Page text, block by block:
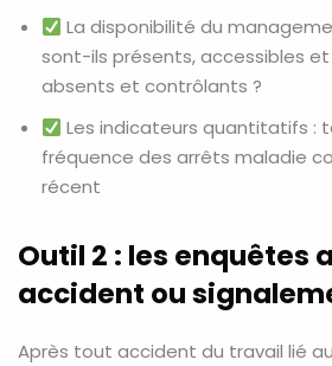
La disponibilité du
sont-ils présents, accessibles
absents et contrôlants ?
Les indicateurs quantitatifs :
fréquence des arrêts maladie
récent
Outil 2 : les enquêtes
accident ou
Après tout accident du travail lié